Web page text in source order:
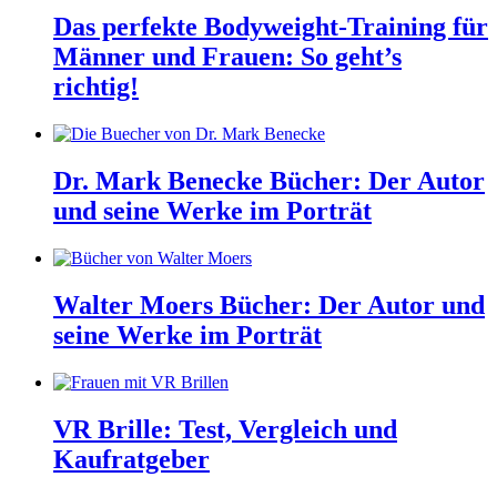
Das perfekte Bodyweight-Training für
Männer und Frauen: So geht’s
richtig!
Dr. Mark Benecke Bücher: Der Autor
und seine Werke im Porträt
Walter Moers Bücher: Der Autor und
seine Werke im Porträt
VR Brille: Test, Vergleich und
Kaufratgeber